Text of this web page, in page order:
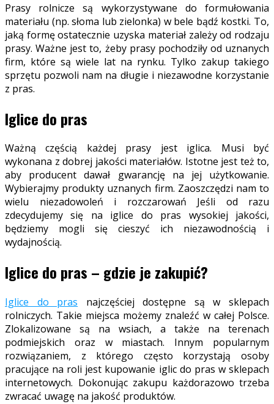
Prasy rolnicze są wykorzystywane do formułowania
materiału (np. słoma lub zielonka) w bele bądź kostki. To,
jaką formę ostatecznie uzyska materiał zależy od rodzaju
prasy. Ważne jest to, żeby prasy pochodziły od uznanych
firm, które są wiele lat na rynku. Tylko zakup takiego
sprzętu pozwoli nam na długie i niezawodne korzystanie
z pras.
Iglice do pras
Ważną częścią każdej prasy jest iglica. Musi być
wykonana z dobrej jakości materiałów. Istotne jest też to,
aby producent dawał gwarancję na jej użytkowanie.
Wybierajmy produkty uznanych firm. Zaoszczędzi nam to
wielu niezadowoleń i rozczarowań Jeśli od razu
zdecydujemy się na iglice do pras wysokiej jakości,
będziemy mogli się cieszyć ich niezawodnością i
wydajnością.
Iglice do pras – gdzie je zakupić?
Iglice do pras najczęściej dostępne są w sklepach
rolniczych. Takie miejsca możemy znaleźć w całej Polsce.
Zlokalizowane są na wsiach, a także na terenach
podmiejskich oraz w miastach. Innym popularnym
rozwiązaniem, z którego często korzystają osoby
pracujące na roli jest kupowanie iglic do pras w sklepach
internetowych. Dokonując zakupu każdorazowo trzeba
zwracać uwagę na jakość produktów.